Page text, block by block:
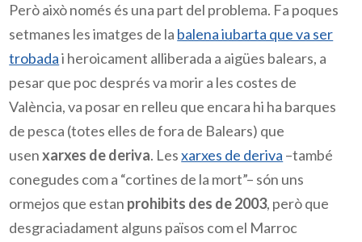
Però això només és una part del problema. Fa poques
setmanes les imatges de la balena iubarta que va ser
trobadai heroicament alliberada a aigües balears, a
pesar que poc després va morir a les costes de
València, va posar en relleu que encara hi ha barques
de pesca (totes elles de fora de Balears) que
usenxarxes de deriva. Lesxarxes de deriva –també
conegudes com a “cortines de la mort”– són uns
ormejos que estan prohibits des de 2003, però que
desgraciadament alguns països com el Marroc